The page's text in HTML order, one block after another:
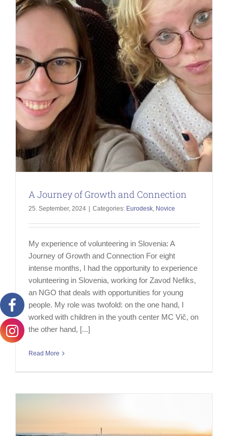
A Journey of Growth and Connection
25. September, 2024 Categories: Eurodesk, Novice
My experience of volunteering in Slovenia: A
Journey of Growth and Connection For eight
intense months, I had the opportunity to experience
volunteering in Slovenia, working for Zavod Nefiks,
an NGO that deals with opportunities for young
people. My role was twofold: on the one hand, I
worked with children in the youth center MC Vič, on
the other hand, [...]
Read More